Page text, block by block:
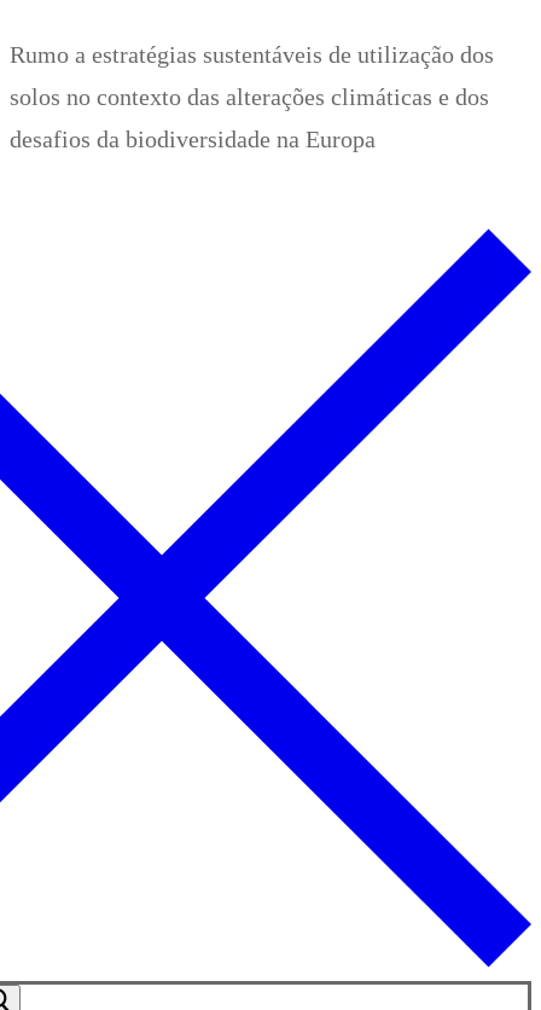
Inhalt
springen
Rumo a estratégias sustentáveis de utilização dos
solos no contexto das alterações climáticas e dos
desafios da biodiversidade na Europa